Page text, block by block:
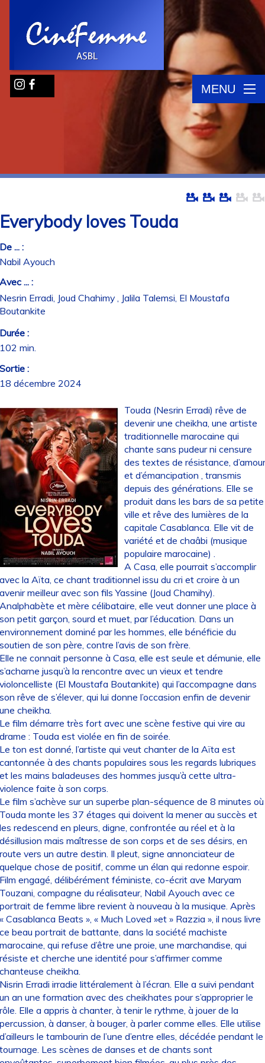
MENU
loves Touda
... :
Ayouch
... :
Erradi, Joud Chahimy , Jalila Talemsi, El Moustafa
:
min.
:
décembre 2024
Touda (Nesrin Erradi) rêve de
devenir une cheikha, une artiste
traditionnelle marocaine qui
chante sans pudeur ni censure
des textes de résistance,
et d’émancipation , transmis
depuis des générations. Elle se
produit dans les bars de sa petite
ville et rêve des lumières de la
capitale Casablanca. Elle vit de
variété et de chaâbi (musique
populaire marocaine) .
A Casa, elle pourrait s’accomplir
la Aïta, ce chant traditionnel issu du cri et croire à un
meilleur avec son fils Yassine (Joud Chamihy).
et mère célibataire, elle veut donner une place à
petit garçon, sourd et muet, par l’éducation. Dans un
dominé par les hommes, elle bénéficie du
de son père, contre l’avis de son frère.
ne connait personne à Casa, elle est seule et démunie, elle
jusqu’à la rencontre avec un vieux et tendre
(El Moustafa Boutankite) qui l’accompagne dans
rêve de s’élever, qui lui donne l’occasion enfin de devenir
cheikha.
film démarre très fort avec une scène festive qui vire au
: Touda est violée en fin de soirée.
ton est donné, l’artiste qui veut chanter de la Aïta est
à des chants populaires sous les regards lubriques
les mains baladeuses des hommes jusqu’à cette ultra-
faite à son corps.
film s’achève sur un superbe plan-séquence de 8 minutes où
monte les 37 étages qui doivent la mener au succès et
redescend en pleurs, digne, confrontée au réel et à la
mais maîtresse de son corps et de ses désirs, en
vers un autre destin. Il pleut, signe annonciateur de
chose de positif, comme un élan qui redonne espoir.
engagé, délibérément féministe, co-écrit ave Maryam
compagne du réalisateur, Nabil Ayouch avec ce
de femme libre revient à nouveau à la musique. Après
Casablanca Beats », « Much Loved »et » Razzia », il nous livre
beau portrait de battante, dans la société machiste
qui refuse d’être une proie, une marchandise, qui
et cherche une identité pour s’affirmer comme
cheikha.
Erradi irradie littéralement à l’écran. Elle a suivi pendant
an une formation avec des cheikhates pour s’approprier le
Elle a appris à chanter, à tenir le rythme, à jouer de la
à danser, à bouger, à parler comme elles. Elle utilise
le tambourin de l’une d’entre elles, décédée pendant le
Les scènes de danses et de chants sont